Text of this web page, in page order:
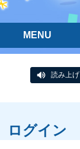
MENU
読み上げ
ログイン